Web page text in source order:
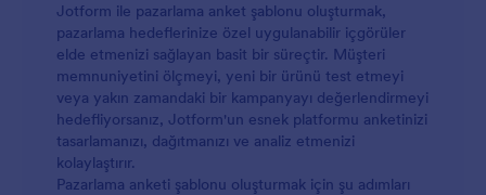
Pazar Araştırma Anketleri:
Etkinlik Geri Bildirim Anketleri:
Reklam Kampanyası Etkinliği Anketleri:
Marka Bilinirliği Anketleri:
Ürün Geri Bildirimi Anketleri:
Pazar Araştırması Anketleri:
Jotform ile pazarlama anket şablonu oluşturmak,
pazarlama hedeflerinize özel uygulanabilir içgörüler
elde etmenizi sağlayan basit bir süreçtir. Müşteri
memnuniyetini ölçmeyi, yeni bir ürünü test etmeyi
veya yakın zamandaki bir kampanyayı değerlendirmeyi
hedefliyorsanız, Jotform'un esnek platformu anketinizi
tasarlamanızı, dağıtmanızı ve analiz etmenizi
kolaylaştırır.
Pazarlama anketi şablonu oluşturmak için şu adımları